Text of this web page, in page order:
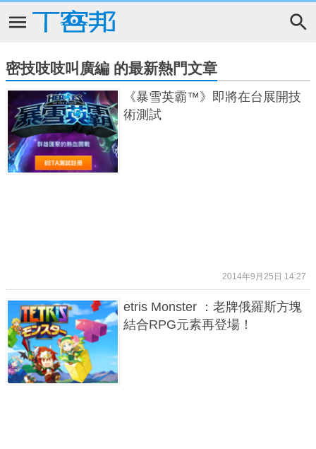
密技吱吱叫廣編 的最新熱門文章
《暴雪英霸™》即將在台展開技
術測試
2014年9月25日 14:27
etris Monster ：老牌俄羅斯方塊
結合RPG元素再登場！